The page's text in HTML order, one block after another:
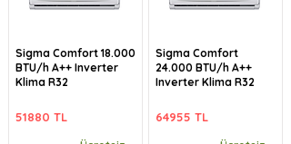
Sigma Comfort 18.000
BTU/h A++ Inverter
Klima R32
51880 TL
Sigma Comfort
24.000 BTU/h A++
Inverter Klima R32
64955 TL